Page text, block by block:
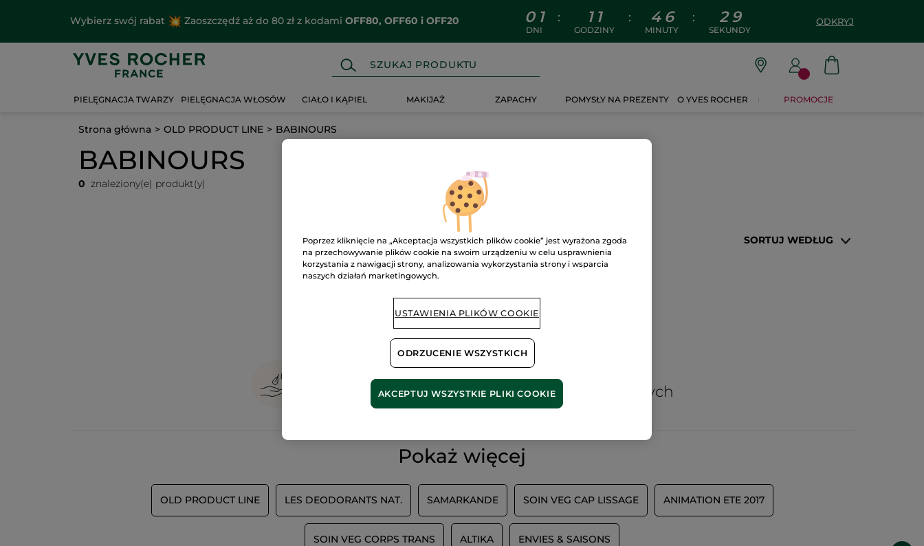
Wybierz swój rabat Zaoszczędź aż do 80 zł z kodami OFF80, OFF60 i OFF20 0 1
DNI
: 1 1
GODZINY
: 4 6
MINUTY
: 2 8
SEKUNDY
ODKRYJ
PIELĘGNACJA TWARZY PIELĘGNACJA WŁOSÓW CIAŁO I KĄPIEL MAKIJAŻ ZAPACHY POMYSŁY NA PREZENTY O YVES ROCHER PROMOCJE
Strona główna OLD PRODUCT LINE BABINOURS
BABINOURS
0 znaleziony(e) produkt(y)
SORTUJ WEDŁUG
ekstrakty
60 hektarów
pól organicznych
Pokaż więcej
OLD PRODUCT LINE LES DEODORANTS NAT. SAMARKANDE SOIN VEG CAP LISSAGE ANIMATION ETE 2017
SOIN VEG CORPS TRANS ALTIKA ENVIES & SAISONS
Poprzez kliknięcie na „Akceptacja wszystkich plików cookie” jest wyrażona zgoda
na przechowywanie plików cookie na swoim urządzeniu w celu usprawnienia
korzystania z nawigacji strony, analizowania wykorzystania strony i wsparcia
naszych działań marketingowych.
USTAWIENIA PLIKÓW COOKIE
ODRZUCENIE WSZYSTKICH
AKCEPTUJ WSZYSTKIE PLIKI COOKIE